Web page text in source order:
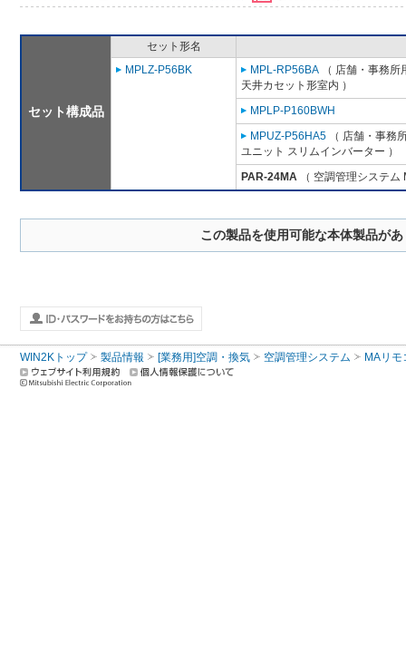
セット構成品
セット形名
MPLZ-P56BK
MPL-RP56BA （ 店舗・事務
天井カセット形室内 ）
MPLP-P160BWH
MPUZ-P56HA5 （ 店舗・事務
ユニット スリムインバーター ）
PAR-24MA （ 空調管理システム
この製品を使用可能な本体製品が
WIN2Kトップ 製品情報 [業務用]空調・換気 空調管理システム MAリモ